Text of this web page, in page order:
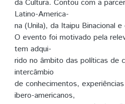
da Cultura. Contou com a
Latino-America-
na (Unila), da Itaipu Binacional
O evento foi motivado pela
tem adqui-
rido no âmbito das políticas de
intercâmbio
de conhecimentos,
ibero-americanos,